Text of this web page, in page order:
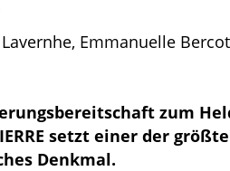
Emmanuelle
zum
setzt einer der
Denkmal.